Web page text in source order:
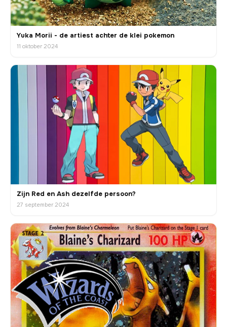
Yuka Morii - de artiest achter de klei pokemon
11 oktober 2024
Zijn Red en Ash dezelfde persoon?
27 september 2024